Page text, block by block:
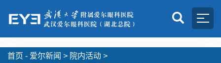
首页 - 爱尔新闻 > 院内活动 >